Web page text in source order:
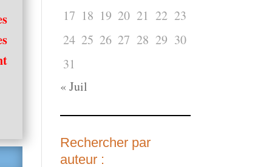
17 18 19 20 21 22 23
24 25 26 27 28 29 30
31
« Juil
Rechercher par
auteur :